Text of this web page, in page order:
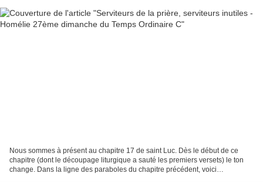
Nous sommes à présent au chapitre 17 de saint Luc. Dès le début de ce
chapitre (dont le découpage liturgique a sauté les premiers versets) le ton
change. Dans la ligne des paraboles du chapitre précédent, voici